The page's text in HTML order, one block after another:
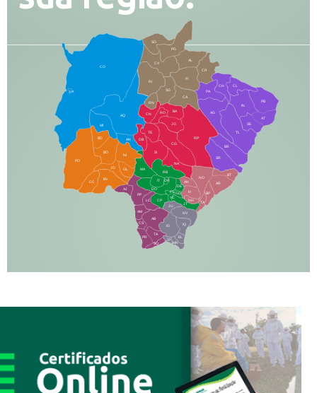
CO
AQ
MI
AN
CX
RI
AL
CR
FI
SG
BA
CA
PA
CH CL
PB
SE
TL
AG
BR
SR
BT
AR
RP
RO
JG
CG
SI
NA
TA
NH
JT
RB
MA
IT
DR
DO
CP
JU
NV
IQ
EL
BD
BO
NI
JD
PO
BV
CC
PP
AJ
LC
AM
AB
JP
DB
TE
CS
PR
TA
SQ
IG
MN
IN
NO
BP
RN
CN
GL
AN
IV
FS
VC
GD
DE
AT
PG
SO
LA